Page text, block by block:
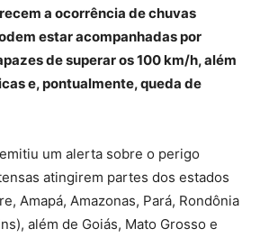
a ocorrência de chuvas
estar acompanhadas por
de superar os 100 km/h, além
e, pontualmente, queda de
um alerta sobre o perigo
atingirem partes dos estados
Amapá, Amazonas, Pará, Rondônia
além de Goiás, Mato Grosso e